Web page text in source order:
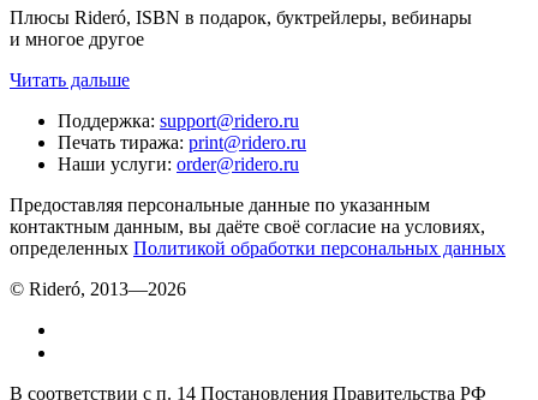
Плюсы Rideró, ISBN в подарок, буктрейлеры, вебинары
и многое другое
Читать дальше
Поддержка: support@ridero.ru
Печать тиража: print@ridero.ru
Наши услуги: order@ridero.ru
Предоставляя персональные данные по указанным
контактным данным, вы даёте своё согласие на условиях,
определенных Политикой обработки персональных данных
© Rideró, 2013—2026
В соответствии с п. 14 Постановления Правительства РФ